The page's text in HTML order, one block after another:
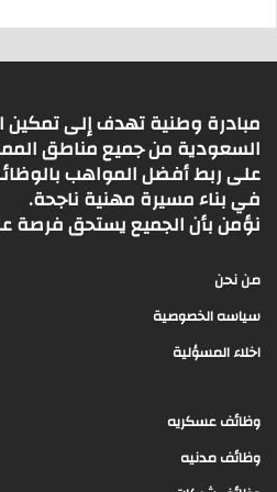
مبادرة وطنية تهدف إلى تمكين
السعودية من جميع مناطق
على ربط أفضل المواهب
في بناء مسيرة مهنية ناجحة.
نؤمن بأن الجميع يستحق فرصة
من نحن
سياسه الخصوصية
اخلاء المسؤلية
وظائف عسكريه
وظائف مدنيه